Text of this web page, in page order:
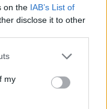
on the IAB’s List of
disclose it to other
my
στο πρώτο
μου ή τα μισά, θα
βέβαια και
-οι κυρίες πάντα
πριν βγούμε. Οχι